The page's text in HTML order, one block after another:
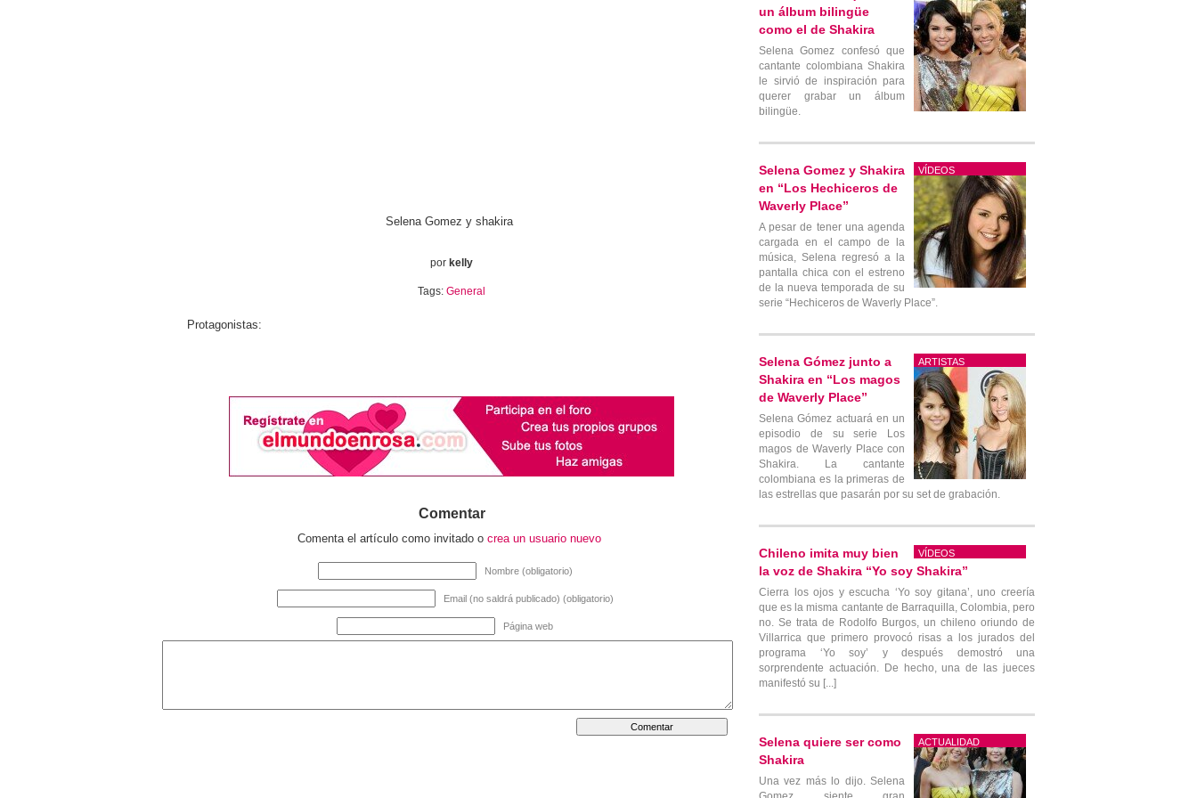
Selena Gomez y shakira
por kelly
Tags: General
Protagonistas:
Comentar
Comenta el artículo como invitado o crea un usuario nuevo
Nombre (obligatorio)
Email (no saldrá publicado) (obligatorio)
Página web
un álbum bilingüe
como el de Shakira
Selena Gomez confesó que
cantante colombiana Shakira
le sirvió de inspiración para
querer grabar un álbum
bilingüe.
VÍDEOS
Selena Gomez y Shakira
en “Los Hechiceros de
Waverly Place”
A pesar de tener una agenda
cargada en el campo de la
música, Selena regresó a la
pantalla chica con el estreno
de la nueva temporada de su
serie “Hechiceros de Waverly Place”.
ARTISTAS
Selena Gómez junto a
Shakira en “Los magos
de Waverly Place”
Selena Gómez actuará en un
episodio de su serie Los
magos de Waverly Place con
Shakira. La cantante
colombiana es la primeras de
las estrellas que pasarán por su set de grabación.
VÍDEOS
Chileno imita muy bien
la voz de Shakira “Yo soy Shakira”
Cierra los ojos y escucha ‘Yo soy gitana’, uno creería
que es la misma cantante de Barraquilla, Colombia, pero
no. Se trata de Rodolfo Burgos, un chileno oriundo de
Villarrica que primero provocó risas a los jurados del
programa ‘Yo soy’ y después demostró una
sorprendente actuación. De hecho, una de las jueces
manifestó su [...]
ACTUALIDAD
Selena quiere ser como
Shakira
Una vez más lo dijo. Selena